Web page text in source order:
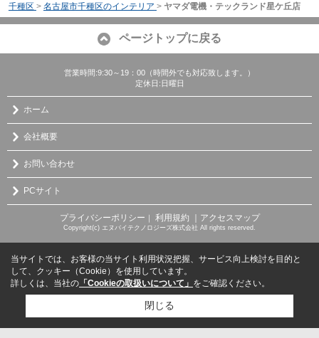
千種区 > 名古屋市千種区のインテリア > ヤマダ電機・テックランド星ケ丘店
ページトップに戻る
営業時間:9:30～19：00（時間外でも対応致します。）
定休日:日曜日
ホーム
会社概要
お問い合わせ
PCサイト
プライバシーポリシー ｜ 利用規約 ｜アクセスマップ
Copyright(c) エヌバイテクノロジーズ株式会社 All rights reserved.
当サイトでは、お客様の当サイト利用状況把握、サービス向上検討を目的と
して、クッキー（Cookie）を使用しています。
詳しくは、当社の 「Cookieの取扱いについて」 をご確認ください。
閉じる